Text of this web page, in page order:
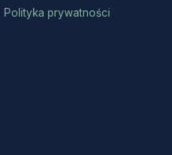
Polityka prywatności